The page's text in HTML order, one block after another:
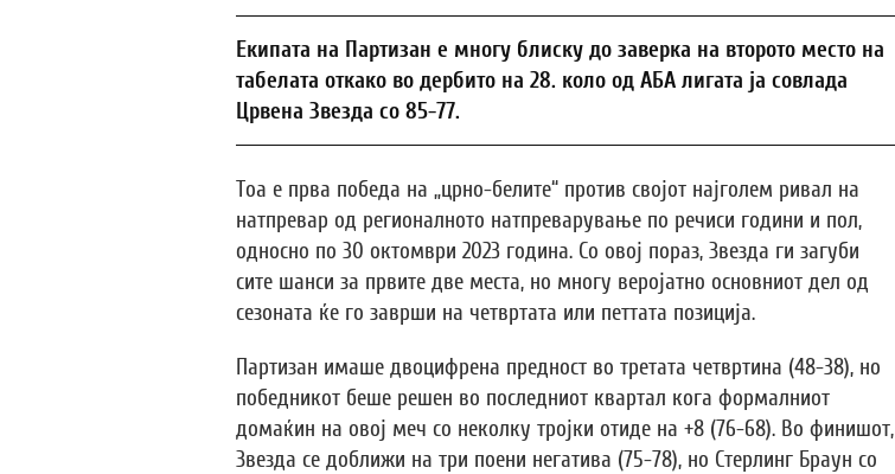
Екипата на Партизан е многу блиску до заверка на второто место на
табелата откако во дербито на 28. коло од АБА лигата ја совлада
Црвена Звезда со 85-77.
Тоа е прва победа на „црно-белите“ против својот најголем ривал на
натпревар од регионалното натпреварување по речиси години и пол,
односно по 30 октомври 2023 година. Со овој пораз, Звезда ги загуби
сите шанси за првите две места, но многу веројатно основниот дел од
сезоната ќе го заврши на четвртата или петтата позиција.
Партизан имаше двоцифрена предност во третата четвртина (48-38), но
победникот беше решен во последниот квартал кога формалниот
домаќин на овој меч со неколку тројки отиде на +8 (76-68). Во финишот,
Звезда се доближи на три поени негатива (75-78), но Стерлинг Браун со